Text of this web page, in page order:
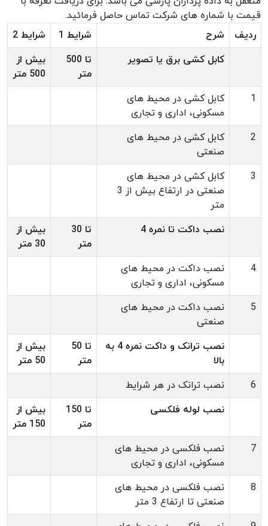
قیمت با شماره های شرکت تماس حاصل فرمائید.
ردیف
شرح شرایط 1
شرایط 2
کابل کشی برق یا تصویر
تا 500
متر
بیش از
500 متر
1
کابل کشی در محیط های
مسکونی، اداری و تجاری
2
کابل کشی در محیط های
صنعتی
3
کابل کشی در محیط های
صنعتی در ارتفاع بیش از 3
متر
نصب داکت تا نمره 4
تا 30
متر
بیش از
30 متر
4
نصب داکت در محیط های
مسکونی، اداری و تجاری
5
نصب داکت در محیط های
صنعتی
نصب ترانک و داکت نمره 4 به
بالا
تا 50
متر
بیش از
50 متر
6
نصب ترانک در هر شرایط
نصب لوله فلکسی
تا 150
متر
بیش از
150 متر
7
نصب فلکسی در محیط های
مسکونی، اداری و تجاری
8
نصب فلکسی در محیط های
صنعتی تا ارتفاع 3 متر